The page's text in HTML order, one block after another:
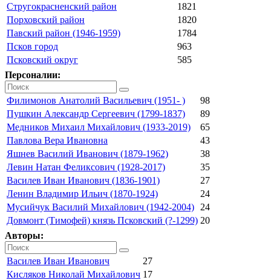
Стругокрасненский район
1821
Порховский район
1820
Павский район (1946-1959)
1784
Псков город
963
Псковский округ
585
Персоналии:
Филимонов Анатолий Васильевич (1951- )
98
Пушкин Александр Сергеевич (1799-1837)
89
Медников Михаил Михайлович (1933-2019)
65
Павлова Вера Ивановна
43
Яшнев Василий Иванович (1879-1962)
38
Левин Натан Феликсович (1928-2017)
35
Василев Иван Иванович (1836-1901)
27
Ленин Владимир Ильич (1870-1924)
24
Мусийчук Василий Михайлович (1942-2004)
24
Довмонт (Тимофей) князь Псковский (?-1299) 20
Авторы:
Василев Иван Иванович
27
Кисляков Николай Михайлович 17